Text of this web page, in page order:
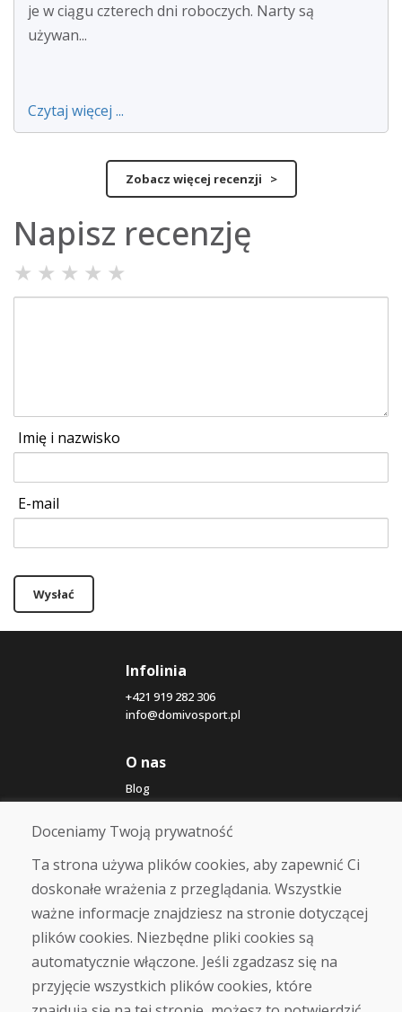
je w ciągu czterech dni roboczych. Narty są
używan...
Czytaj więcej ...
Zobacz więcej recenzji >
Napisz recenzję
★ ★ ★ ★ ★
Imię i nazwisko
E-mail
Wysłać
Infolinia
+421 919 282 306
info@domivosport.pl
O nas
Blog
O nas
Sklep
Kontakt
Zakup
Sklep internetowy
Warunki handlowe
Transport
Zapłata
Skarga
Zwrot i wymiana towaru
Doceniamy Twoją prywatność
Ta strona używa plików cookies, aby zapewnić Ci
doskonałe wrażenia z przeglądania. Wszystkie
ważne informacje znajdziesz na stronie dotyczącej
plików cookies. Niezbędne pliki cookies są
automatycznie włączone. Jeśli zgadzasz się na
przyjęcie wszystkich plików cookies, które